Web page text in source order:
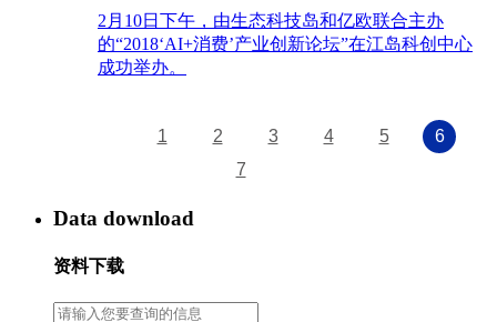
2月10日下午，由生态科技岛和亿欧联合主办
的“2018‘AI+消费’产业创新论坛”在江岛科创中心
成功举办。
1 2 3 4 5
6
7
Data download
资料下载